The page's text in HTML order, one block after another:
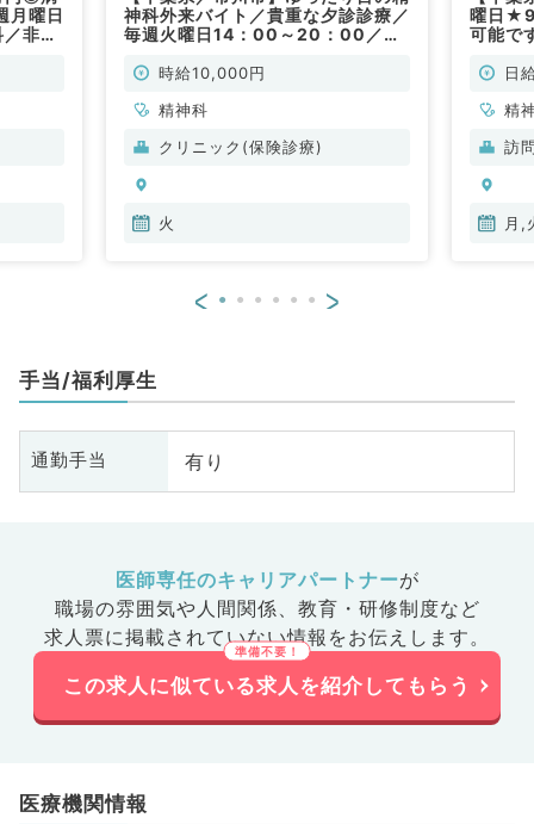
月曜日
非常
神科外来バイト／貴重な夕診診療／
毎週火曜日14：00～20：00／時
ックでのお仕事です。（精神科・非
時給10,000円
精神科
クリニック(保険診療)
火
曜日
可能
(精神
日
精
訪
月,
< >
手当/福利厚生
通勤手当 有り
医師専任のキャリアパートナーが
職場の雰囲気や人間関係、 教育・研修制度など
求人票に掲載されていない情報をお伝えします。
この求人に似ている求人を紹介してもらう
医療機関情報